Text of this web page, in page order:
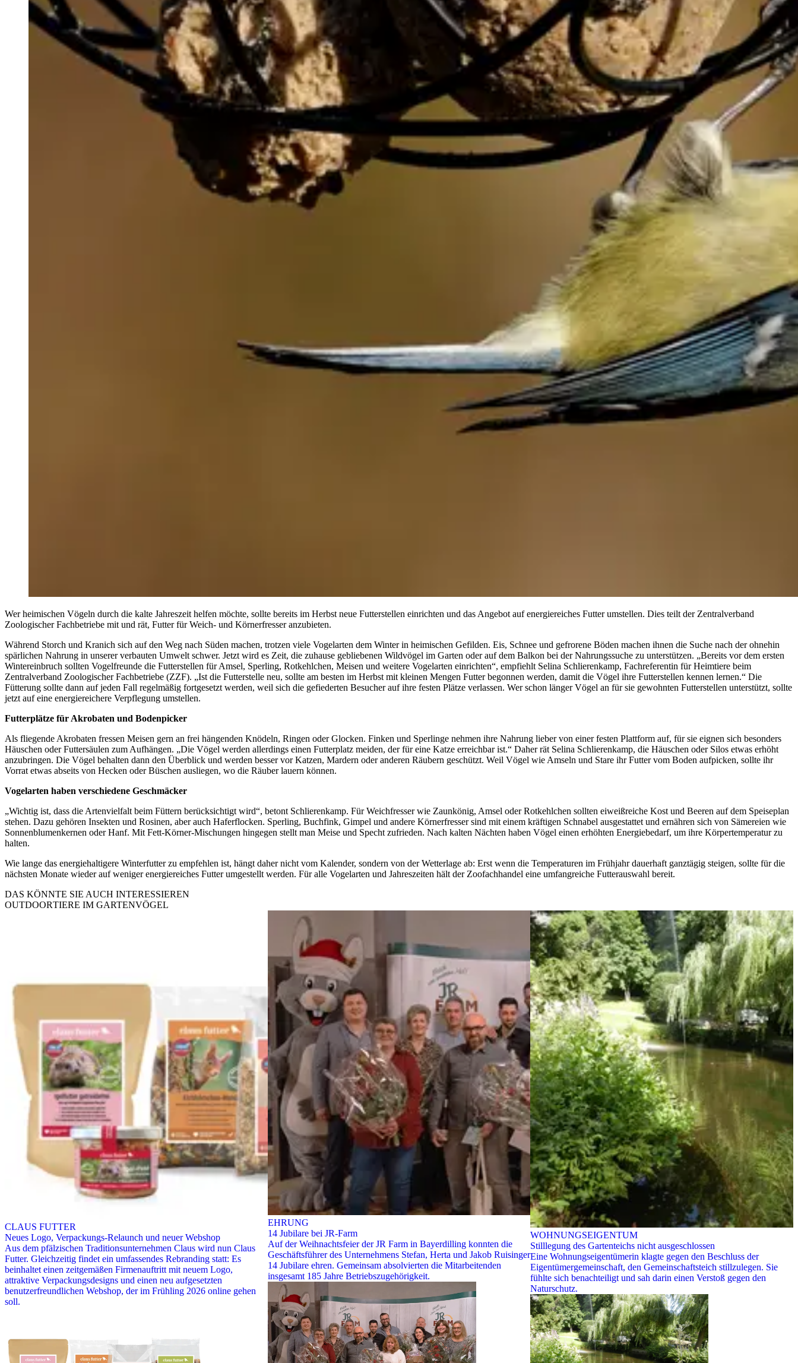
Wer heimischen Vögeln durch die kalte Jahreszeit helfen möchte, sollte bereits im Herbst neue Futterstellen einrichten und das Angebot auf energiereiches Futter umstellen. Dies teilt der Zentralverband
Zoologischer Fachbetriebe mit und rät, Futter für Weich- und Körnerfresser anzubieten.
Während Storch und Kranich sich auf den Weg nach Süden machen, trotzen viele Vogelarten dem Winter in heimischen Gefilden. Eis, Schnee und gefrorene Böden machen ihnen die Suche nach der ohnehin
spärlichen Nahrung in unserer verbauten Umwelt schwer. Jetzt wird es Zeit, die zuhause gebliebenen Wildvögel im Garten oder auf dem Balkon bei der Nahrungssuche zu unterstützen. „Bereits vor dem ersten
Wintereinbruch sollten Vogelfreunde die Futterstellen für Amsel, Sperling, Rotkehlchen, Meisen und weitere Vogelarten einrichten“, empfiehlt Selina Schlierenkamp, Fachreferentin für Heimtiere beim
Zentralverband Zoologischer Fachbetriebe (ZZF). „Ist die Futterstelle neu, sollte am besten im Herbst mit kleinen Mengen Futter begonnen werden, damit die Vögel ihre Futterstellen kennen lernen.“ Die
Fütterung sollte dann auf jeden Fall regelmäßig fortgesetzt werden, weil sich die gefiederten Besucher auf ihre festen Plätze verlassen. Wer schon länger Vögel an für sie gewohnten Futterstellen unterstützt, sollte
jetzt auf eine energiereichere Verpflegung umstellen.
Futterplätze für Akrobaten und Bodenpicker
Als fliegende Akrobaten fressen Meisen gern an frei hängenden Knödeln, Ringen oder Glocken. Finken und Sperlinge nehmen ihre Nahrung lieber von einer festen Plattform auf, für sie eignen sich besonders
Häuschen oder Futtersäulen zum Aufhängen. „Die Vögel werden allerdings einen Futterplatz meiden, der für eine Katze erreichbar ist.“ Daher rät Selina Schlierenkamp, die Häuschen oder Silos etwas erhöht
anzubringen. Die Vögel behalten dann den Überblick und werden besser vor Katzen, Mardern oder anderen Räubern geschützt. Weil Vögel wie Amseln und Stare ihr Futter vom Boden aufpicken, sollte ihr
Vorrat etwas abseits von Hecken oder Büschen ausliegen, wo die Räuber lauern können.
Vogelarten haben verschiedene Geschmäcker
„Wichtig ist, dass die Artenvielfalt beim Füttern berücksichtigt wird“, betont Schlierenkamp. Für Weichfresser wie Zaunkönig, Amsel oder Rotkehlchen sollten eiweißreiche Kost und Beeren auf dem Speiseplan
stehen. Dazu gehören Insekten und Rosinen, aber auch Haferflocken. Sperling, Buchfink, Gimpel und andere Körnerfresser sind mit einem kräftigen Schnabel ausgestattet und ernähren sich von Sämereien wie
Sonnenblumenkernen oder Hanf. Mit Fett-Körner-Mischungen hingegen stellt man Meise und Specht zufrieden. Nach kalten Nächten haben Vögel einen erhöhten Energiebedarf, um ihre Körpertemperatur zu
halten.
Wie lange das energiehaltigere Winterfutter zu empfehlen ist, hängt daher nicht vom Kalender, sondern von der Wetterlage ab: Erst wenn die Temperaturen im Frühjahr dauerhaft ganztägig steigen, sollte für die
nächsten Monate wieder auf weniger energiereiches Futter umgestellt werden. Für alle Vogelarten und Jahreszeiten hält der Zoofachhandel eine umfangreiche Futterauswahl bereit.
DAS KÖNNTE SIE AUCH INTERESSIEREN
OUTDOORTIERE IM GARTENVÖGEL
CLAUS FUTTER
Neues Logo, Verpackungs-Relaunch und neuer Webshop
Aus dem pfälzischen Traditionsunternehmen Claus wird nun Claus
Futter. Gleichzeitig findet ein umfassendes Rebranding statt: Es
beinhaltet einen zeitgemäßen Firmenauftritt mit neuem Logo,
attraktive Verpackungsdesigns und einen neu aufgesetzten
benutzerfreundlichen Webshop, der im Frühling 2026 online gehen
soll.
EHRUNG
14 Jubilare bei JR-Farm
Auf der Weihnachtsfeier der JR Farm in Bayerdilling konnten die
Geschäftsführer des Unternehmens Stefan, Herta und Jakob Ruisinger
14 Jubilare ehren. Gemeinsam absolvierten die Mitarbeitenden
insgesamt 185 Jahre Betriebszugehörigkeit.
WOHNUNGSEIGENTUM
Stilllegung des Gartenteichs nicht ausgeschlossen
Eine Wohnungseigentümerin klagte gegen den Beschluss der
Eigentümergemeinschaft, den Gemeinschaftsteich stillzulegen. Sie
fühlte sich benachteiligt und sah darin einen Verstoß gegen den
Naturschutz.